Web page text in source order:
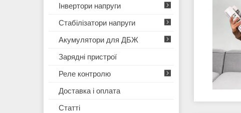
Інвертори напруги
Стабілізатори напруги
Акумулятори для ДБЖ
Зарядні пристрої
Реле контролю
Доставка і оплата
Статті